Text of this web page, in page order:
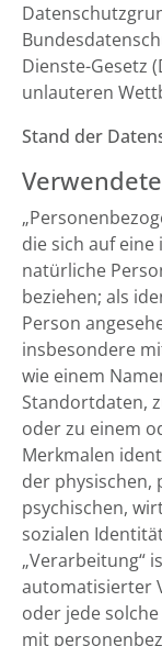
Dienste-Gesetz
unlauteren
Stand der
die sich auf
natürliche
beziehen; als
Person
insbesondere
wie einem
Standortdaten,
oder zu einem
Merkmalen
der physischen,
psychischen,
sozialen
„Verarbeitung“
automatisierter
oder jede
mit